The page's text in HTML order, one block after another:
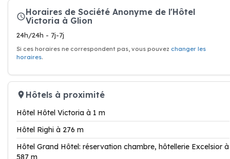
Horaires de Société Anonyme de l'Hôtel
Victoria à Glion
24h/24h - 7j-7j
Si ces horaires ne correspondent pas, vous pouvez changer les
horaires.
Hôtels à proximité
Hôtel Hôtel Victoria à 1 m
Hôtel Righi à 276 m
Hôtel Grand Hôtel: réservation chambre, hôtellerie Excelsior à
587 m